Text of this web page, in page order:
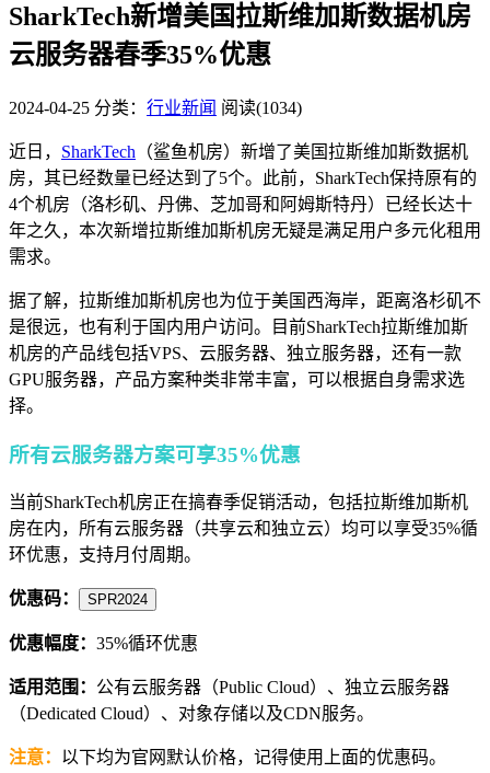
SharkTech新增美国拉斯维加斯数据机房
云服务器春季35%优惠
2024-04-25 分类： 行业新闻 阅读(1034)
近日， SharkTech （鲨鱼机房）新增了美国拉斯维加斯数据机
房，其已经数量已经达到了5个。此前，SharkTech保持原有的
4个机房（洛杉矶、丹佛、芝加哥和阿姆斯特丹）已经长达十
年之久，本次新增拉斯维加斯机房无疑是满足用户多元化租用
需求。
据了解，拉斯维加斯机房也为位于美国西海岸，距离洛杉矶不
是很远，也有利于国内用户访问。目前SharkTech拉斯维加斯
机房的产品线包括VPS、云服务器、独立服务器，还有一款
GPU服务器，产品方案种类非常丰富，可以根据自身需求选
择。
所有云服务器方案可享35%优惠
当前SharkTech机房正在搞春季促销活动，包括拉斯维加斯机
房在内，所有云服务器（共享云和独立云）均可以享受35%循
环优惠，支持月付周期。
优惠码： SPR2024
优惠幅度： 35%循环优惠
适用范围： 公有云服务器（Public Cloud）、独立云服务器
（Dedicated Cloud）、对象存储以及CDN服务。
注意： 以下均为官网默认价格，记得使用上面的优惠码。